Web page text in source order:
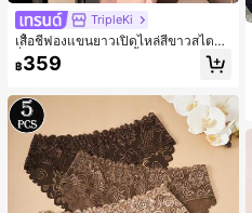
TripleKi
เสื้อชีฟองแขนยาวเปิดไหล่สีขาวสไตล์ฝ
รั่งเศสสำหรับผู้หญิง, เสื้อฤดูร้อนหรูหราเ
รียบง่ายเซ็กซี่สวยงามมีเอกลักษณ์สีดำ
฿359